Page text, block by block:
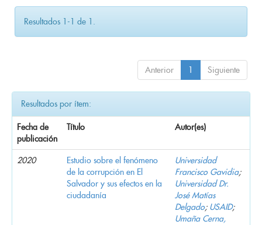
Resultados 1-1 de 1.
Anterior 1 Siguiente
Resultados por ítem:
Fecha de
publicación
Título Autor(es)
2020
Estudio sobre el fenómeno
de la corrupción en El
Salvador y sus efectos en la
ciudadanía
Universidad
Francisco Gavidia;
Universidad Dr.
José Matías
Delgado; USAID;
Umaña Cerna,